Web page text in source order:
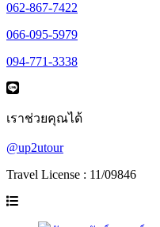
062-867-7422
066-095-5979
094-771-3338
เราช่วยคุณได้
@up2utour
Travel License : 11/09846